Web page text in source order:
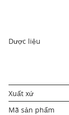
Dược liệu
Xuất xứ
Mã sản phẩm